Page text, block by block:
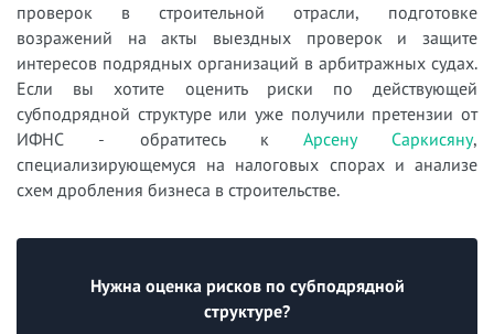
проверок в строительной отрасли, подготовке
возражений на акты выездных проверок и защите
интересов подрядных организаций в арбитражных судах.
Если вы хотите оценить риски по действующей
субподрядной структуре или уже получили претензии от
ИФНС - обратитесь к Арсену Саркисяну,
специализирующемуся на налоговых спорах и анализе
схем дробления бизнеса в строительстве.
Нужна оценка рисков по субподрядной
структуре?